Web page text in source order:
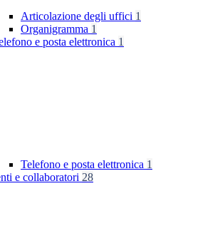
Articolazione degli uffici 1
Organigramma 1
e posta elettronica 1
Telefono e posta elettronica 1
e collaboratori 28